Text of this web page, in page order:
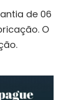
de 06
O